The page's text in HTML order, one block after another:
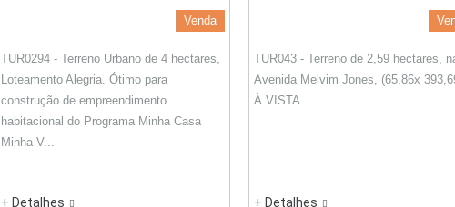
Venda
TUR0294 - Terreno Urbano de 4 hectares,
Loteamento Alegria. Ótimo para
construção de empreendimento
habitacional do Programa Minha Casa
Minha V...
+ Detalhes
TUR043 - Terreno de 2,59 hectares,
Avenida Melvim Jones, (65,86x
À VISTA.
+ Detalhes